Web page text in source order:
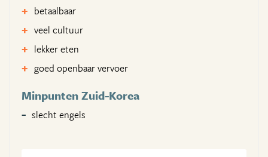
betaalbaar
veel cultuur
lekker eten
goed openbaar vervoer
Minpunten Zuid-Korea
slecht engels